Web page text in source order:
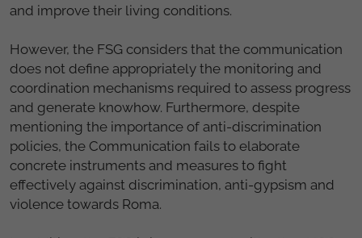
and improve their living conditions.
However, the FSG considers that the communication
does not define appropriately the monitoring and
coordination mechanisms required to assess progress
and generate knowhow. Furthermore, despite
mentioning the importance of anti-discrimination
policies, the Communication fails to elaborate
concrete instruments and measures to fight
effectively against discrimination, anti-gypsism and
violence towards Roma.